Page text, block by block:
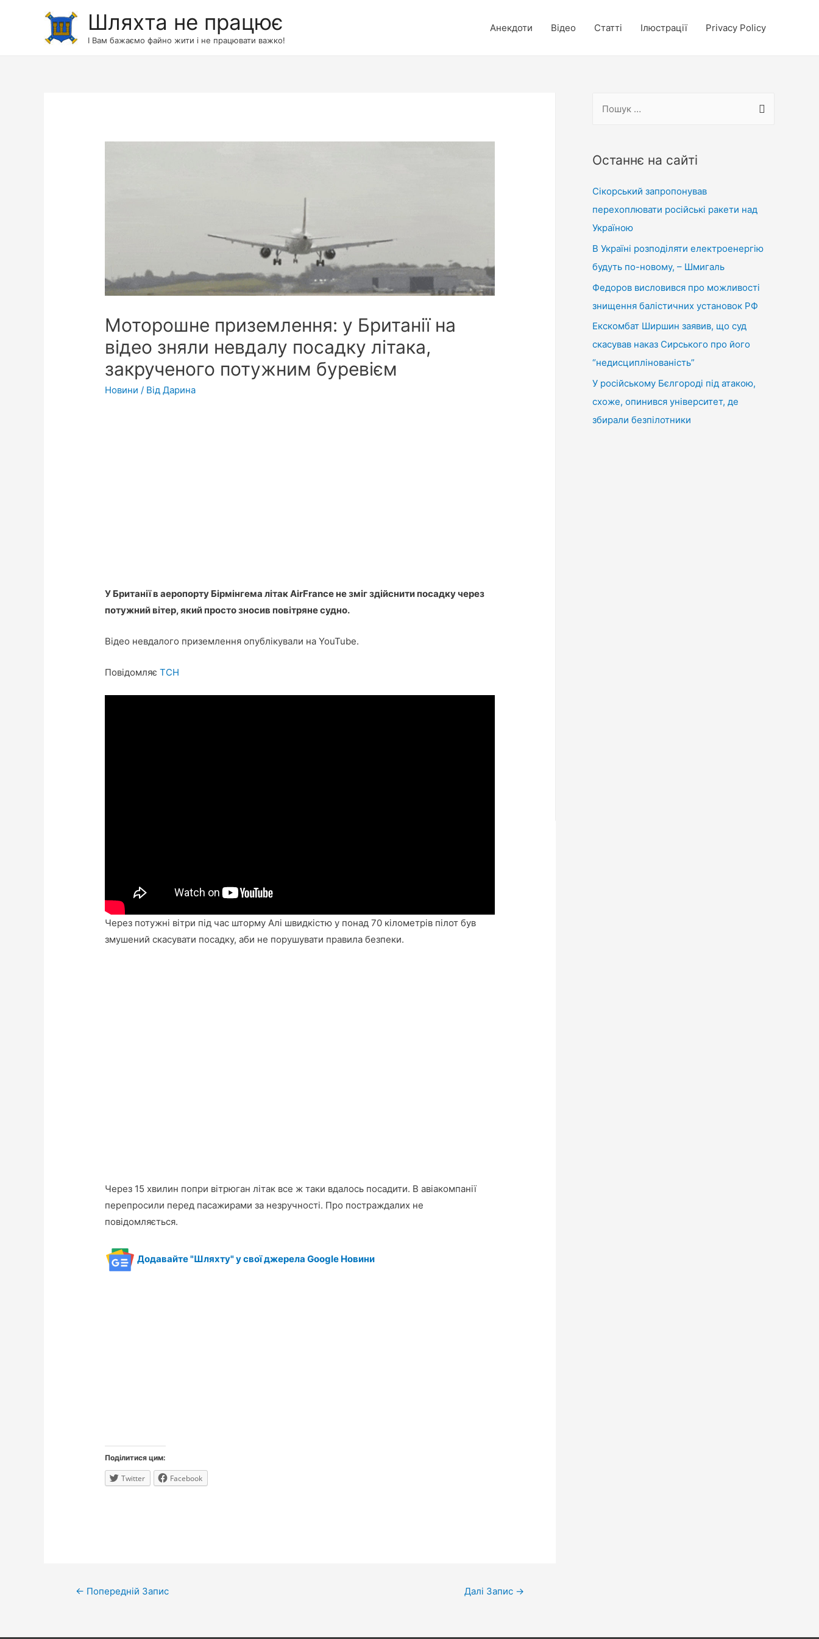
Шляхта не працює
І Вам бажаємо файно жити і не працювати важко!
Анекдоти Відео Статті Ілюстрації Privacy Policy
Моторошне приземлення: у Британії на
відео зняли невдалу посадку літака,
закрученого потужним буревієм
Новини / ВідДарина
У Британії в аеропорту Бірмінгема літак AirFrance не зміг здійснити посадку через
потужний вітер, який просто зносив повітряне судно.
Відео невдалого приземлення опублікували на YouTube.
ПовідомляєТСН
Через потужні вітри під час шторму Алі швидкістю у понад 70 кілометрів пілот був
змушений скасувати посадку, аби не порушувати правила безпеки.
Через 15 хвилин попри вітрюган літак все ж таки вдалось посадити. В авіакомпанії
перепросили перед пасажирами за незручності. Про постраждалих не
повідомляється.
Додавайте "Шляхту" у свої джерела Google Новини
Поділитися цим:
Twitter Facebook
Навігація
← Попередній Запис Далі Запис →
у
:
Останнє на сайті
Сікорський запропонував
перехоплювати російські ракети над
Україною
В Україні розподіляти електроенергію
будуть по-новому, – Шмигаль
Федоров висловився про можливості
знищення балістичних установок РФ
Екскомбат Ширшин заявив, що суд
скасував наказ Сирського про його
“недисциплінованість”
У російському Бєлгороді під атакою,
схоже, опинився університет, де
збирали безпілотники